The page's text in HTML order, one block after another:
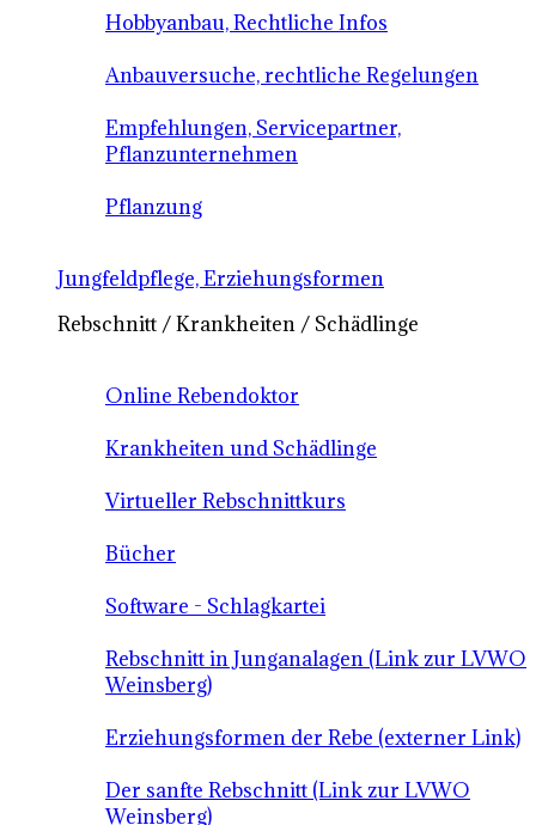
Hobbyanbau, Rechtliche Infos
Anbauversuche, rechtliche Regelungen
Empfehlungen, Servicepartner,
Pflanzunternehmen
Pflanzung
Jungfeldpflege, Erziehungsformen
Rebschnitt / Krankheiten / Schädlinge
Online Rebendoktor
Krankheiten und Schädlinge
Virtueller Rebschnittkurs
Bücher
Software - Schlagkartei
Rebschnitt in Junganalagen (Link zur LVWO
Weinsberg)
Erziehungsformen der Rebe (externer Link)
Der sanfte Rebschnitt (Link zur LVWO
Weinsberg)